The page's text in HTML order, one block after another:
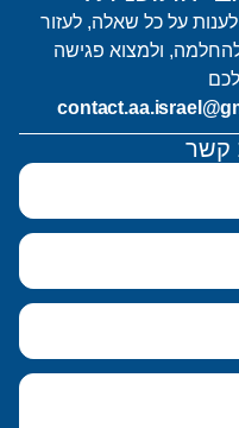
קשר
על כל שאלה, לעזור
ולמצוא פגישה